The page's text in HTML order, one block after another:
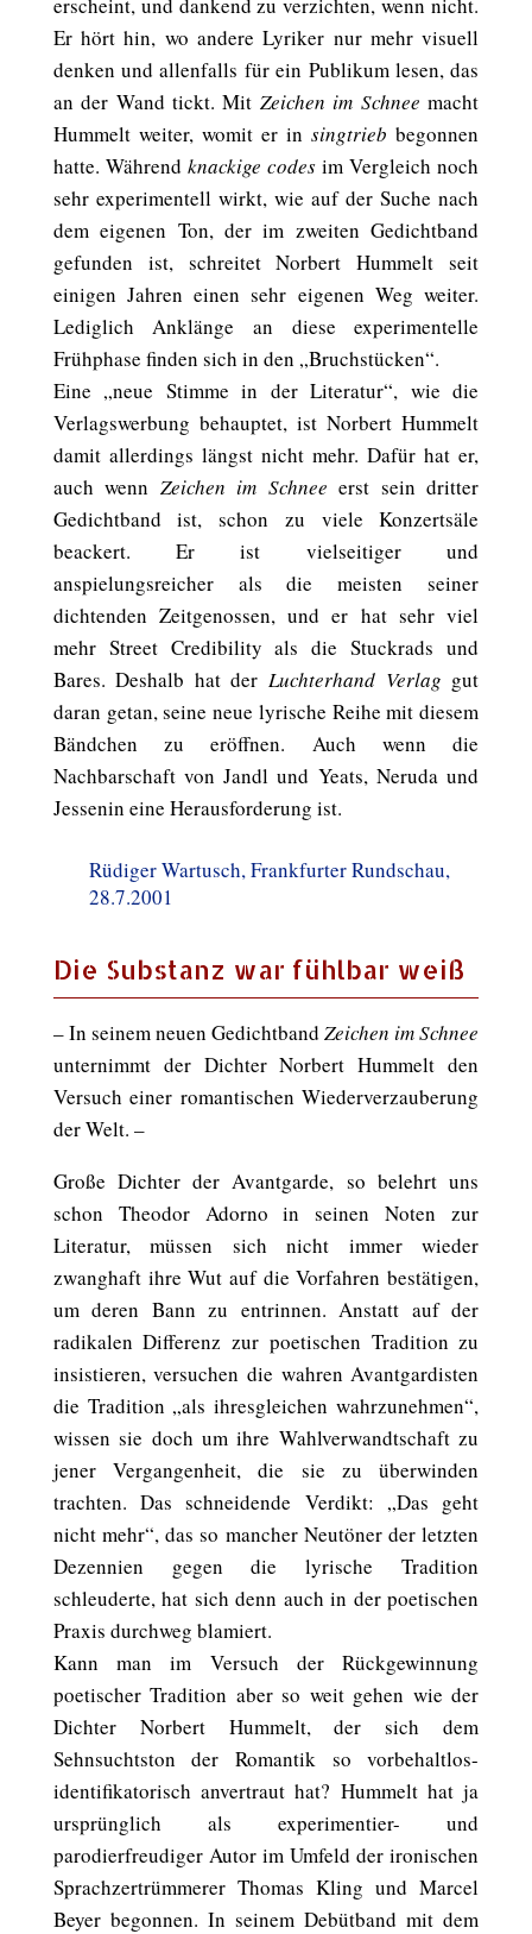
Er hört hin, wo andere Lyriker nur mehr visuell
denken und allenfalls für ein Publikum lesen, das
an der Wand tickt. Mit Zeichen im Schneemacht
Hummelt weiter, womit er insingtrieb begonnen
hatte. Während knackige codes im Vergleich noch
sehr experimentell wirkt, wie auf der Suche nach
dem eigenen Ton, der im zweiten Gedichtband
gefunden ist, schreitet Norbert Hummelt seit
einigen Jahren einen sehr eigenen Weg weiter.
Lediglich Anklänge an diese experimentelle
Frühphase finden sich in den „Bruchstücken“.
Eine „neue Stimme in der Literatur“, wie die
Verlagswerbung behauptet, ist Norbert Hummelt
damit allerdings längst nicht mehr. Dafür hat er,
auch wenn Zeichen im Schnee erst sein dritter
Gedichtband ist, schon zu viele Konzertsäle
beackert. Er ist vielseitiger und
anspielungsreicher als die meisten seiner
dichtenden Zeitgenossen, und er hat sehr viel
mehr Street Credibility als die Stuckrads und
Bares. Deshalb hat derLuchterhand Verlag gut
daran getan, seine neue lyrische Reihe mit diesem
Bändchen zu eröffnen. Auch wenn die
Nachbarschaft von Jandl und Yeats, Neruda und
Jessenin eine Herausforderung ist.
Rüdiger Wartusch, Frankfurter Rundschau,
28.7.2001
Die Substanz war fühlbar weiß
– In seinem neuen GedichtbandZeichen im Schnee
unternimmt der Dichter Norbert Hummelt den
Versuch einer romantischen Wiederverzauberung
der Welt. –
Große Dichter der Avantgarde, so belehrt uns
schon Theodor Adorno in seinen Noten zur
Literatur, müssen sich nicht immer wieder
zwanghaft ihre Wut auf die Vorfahren bestätigen,
um deren Bann zu entrinnen. Anstatt auf der
radikalen Differenz zur poetischen Tradition zu
insistieren, versuchen die wahren Avantgardisten
die Tradition „als ihresgleichen wahrzunehmen“,
wissen sie doch um ihre Wahlverwandtschaft zu
jener Vergangenheit, die sie zu überwinden
trachten. Das schneidende Verdikt: „Das geht
nicht mehr“, das so mancher Neutöner der letzten
Dezennien gegen die lyrische Tradition
schleuderte, hat sich denn auch in der poetischen
Praxis durchweg blamiert.
Kann man im Versuch der Rückgewinnung
poetischer Tradition aber so weit gehen wie der
Dichter Norbert Hummelt, der sich dem
Sehnsuchtston der Romantik so vorbehaltlos-
identifikatorisch anvertraut hat? Hummelt hat ja
ursprünglich als experimentier- und
parodierfreudiger Autor im Umfeld der ironischen
Sprachzertrümmerer Thomas Kling und Marcel
Beyer begonnen. In seinem Debütband mit dem